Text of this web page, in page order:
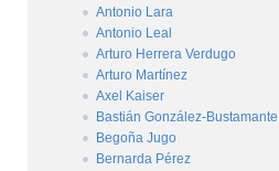
Antonio Lara
Antonio Leal
Arturo Herrera Verdugo
Arturo Martínez
Axel Kaiser
Bastián González-Bustamante
Begoña Jugo
Bernarda Pérez